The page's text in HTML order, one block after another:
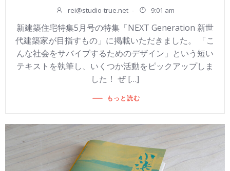
rei@studio-true.net - 9:01 am
新建築住宅特集5月号の特集「NEXT Generation 新世
代建築家が目指すもの」に掲載いただきました。 「こ
んな社会をサバイブするためのデザイン」という短い
テキストを執筆し、いくつか活動をピックアップしま
した！ ぜ […]
もっと読む